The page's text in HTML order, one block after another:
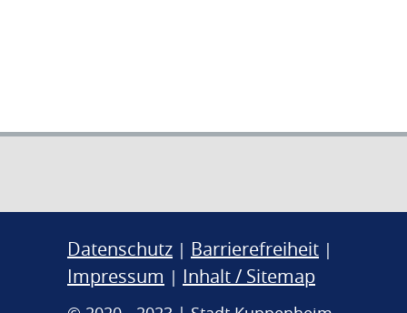
Datenschutz | Barrierefreiheit |
Impressum | Inhalt / Sitemap